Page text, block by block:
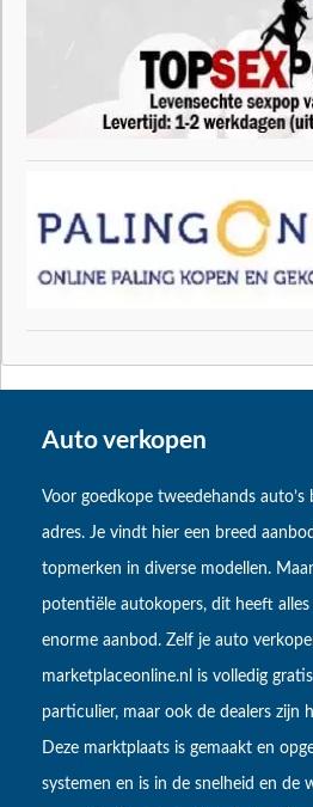
Auto verkopen
Voor goedkope tweedehands
adres. Je vindt hier een breed
topmerken in diverse modellen.
potentiële autokopers, dit heeft
enorme aanbod. Zelf je auto
marketplaceonline.nl is volledig
particulier, maar ook de dealers zijn
Deze marktplaats is gemaakt en
systemen en is in de snelheid en de